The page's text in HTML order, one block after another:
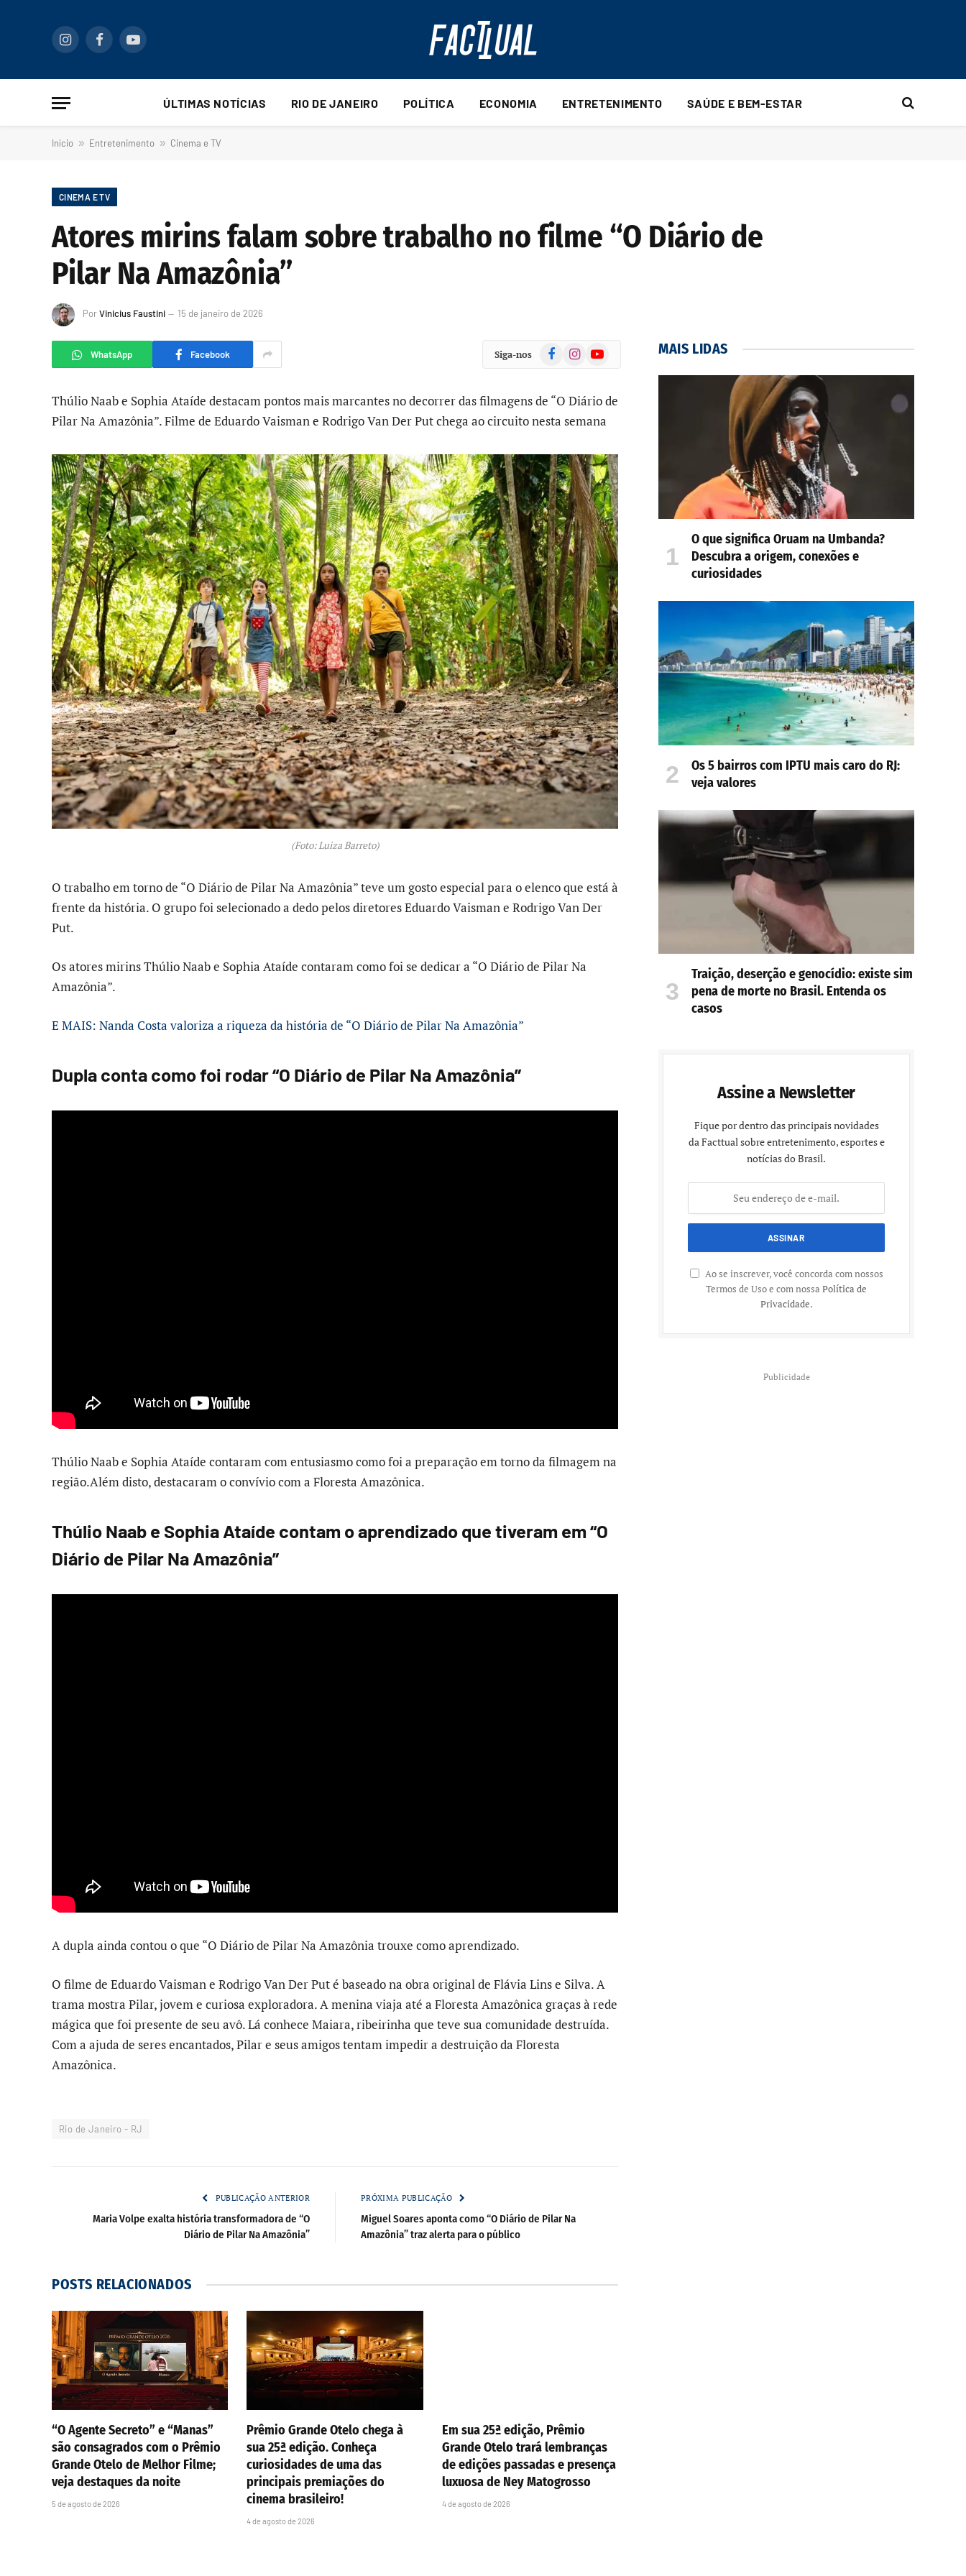
InstagramFacebookYouTube
ÚLTIMAS NOTÍCIAS RIO DE JANEIRO POLÍTICA ECONOMIA ENTRETENIMENTO SAÚDE E BEM-ESTAR
Início » Entretenimento » Cinema e TV
CINEMA E TV
Atores mirins falam sobre trabalho no filme “O Diário de
Pilar Na Amazônia”
PorVinicius Faustini 15 de janeiro de 2026
WhatsApp Facebook Siga-nos FacebookInstagramYouTube
Thúlio Naab e Sophia Ataíde destacam pontos mais marcantes no decorrer das filmagens de “O Diário de
Pilar Na Amazônia”. Filme de Eduardo Vaisman e Rodrigo Van Der Put chega ao circuito nesta semana
(Foto: Luiza Barreto)
O trabalho em torno de “O Diário de Pilar Na Amazônia” teve um gosto especial para o elenco que está à
frente da história. O grupo foi selecionado a dedo pelos diretores Eduardo Vaisman e Rodrigo Van Der
Put.
Os atores mirins Thúlio Naab e Sophia Ataíde contaram como foi se dedicar a “O Diário de Pilar Na
Amazônia”.
E MAIS: Nanda Costa valoriza a riqueza da história de “O Diário de Pilar Na Amazônia”
Dupla conta como foi rodar “O Diário de Pilar Na Amazônia”
Thúlio Naab e Sophia Ataíde contaram com entusiasmo como foi a preparação em torno da filmagem na
região.Além disto, destacaram o convívio com a Floresta Amazônica.
Thúlio Naab e Sophia Ataíde contam o aprendizado que tiveram em “O
Diário de Pilar Na Amazônia”
A dupla ainda contou o que “O Diário de Pilar Na Amazônia trouxe como aprendizado.
O filme de Eduardo Vaisman e Rodrigo Van Der Put é baseado na obra original de Flávia Lins e Silva. A
trama mostra Pilar, jovem e curiosa exploradora. A menina viaja até a Floresta Amazônica graças à rede
mágica que foi presente de seu avô. Lá conhece Maiara, ribeirinha que teve sua comunidade destruída.
Com a ajuda de seres encantados, Pilar e seus amigos tentam impedir a destruição da Floresta
Amazônica.
Rio de Janeiro - RJ
PUBLICAÇÃO ANTERIOR
Maria Volpe exalta história transformadora de “O
Diário de Pilar Na Amazônia”
PRÓXIMA PUBLICAÇÃO
Miguel Soares aponta como “O Diário de Pilar Na
Amazônia” traz alerta para o público
POSTS RELACIONADOS
“O Agente Secreto” e “Manas”
são consagrados com o Prêmio
Grande Otelo de Melhor Filme;
veja destaques da noite
5 de agosto de 2026
Prêmio Grande Otelo chega à
sua 25ª edição. Conheça
curiosidades de uma das
principais premiações do
cinema brasileiro!
4 de agosto de 2026
Em sua 25ª edição, Prêmio
Grande Otelo trará lembranças
de edições passadas e presença
luxuosa de Ney Matogrosso
4 de agosto de 2026
MAIS LIDAS
O que significa Oruam na Umbanda?
Descubra a origem, conexões e
curiosidades
Os 5 bairros com IPTU mais caro do RJ:
veja valores
Traição, deserção e genocídio: existe sim
pena de morte no Brasil. Entenda os
casos
Assine a Newsletter
Fique por dentro das principais novidades
da Facttual sobre entretenimento, esportes e
notícias do Brasil.
Ao se inscrever, você concorda com nossos
Termos de Uso e com nossa Política de
Privacidade.
Publicidade